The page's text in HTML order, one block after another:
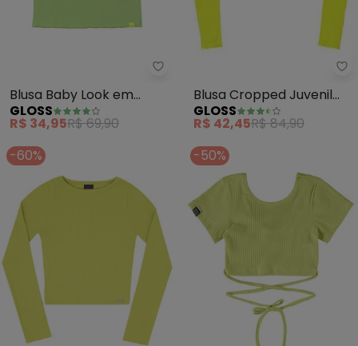
Gloss - Blusa Baby Look em
Blusa Baby Look em
Cotton Juvenil (Verde)
GLOSS
R$ 34,95R$ 69,90
Blusa Cropped Juvenil
Menina (Verde)
GLOSS
R$ 42,45R$ 84,90
-60%
-50%